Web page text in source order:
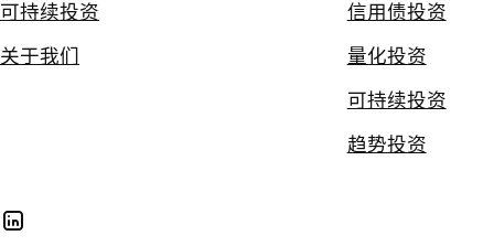
可持续投资
关于我们
信用债投资
量化投资
可持续投资
趋势投资